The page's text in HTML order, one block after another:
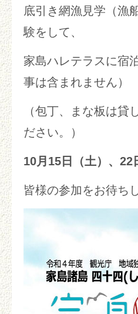
底引き網漁見学（漁
験をして、
家島ハレテラスに宿
事は含まれません）
（包丁、まな板は
ださい。）
10月15日（土）、
皆様の参加をお待ち